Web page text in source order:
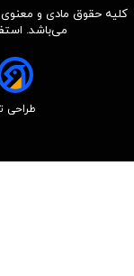
کلیه حقوق مادی و معنوی
می‌باشد.
طراحی